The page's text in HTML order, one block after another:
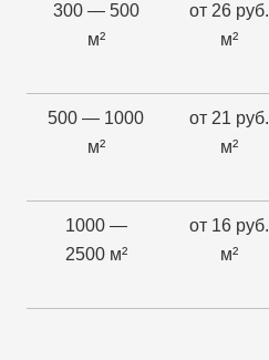
300 — 500
м²
от 26 руб.
м²
500 — 1000
м²
от 21 руб.
м²
1000 —
2500 м²
от 16 руб.
м²